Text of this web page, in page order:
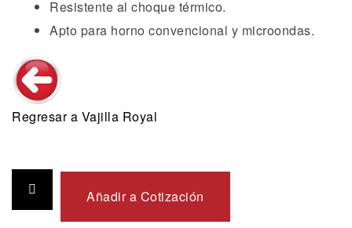
Resistente al choque térmico.
Apto para horno convencional y microondas.
Regresar a Vajilla Royal
Añadir a Cotización